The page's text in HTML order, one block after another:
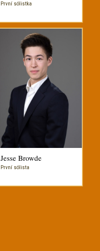
První sólistka
Jesse Browde
První sólista